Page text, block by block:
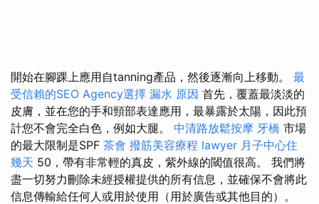
開始在腳踝上應用自tanning產品，然後逐漸向上移動。 最
受信賴的SEO Agency選擇 漏水 原因 首先，覆蓋最淡淡的
皮膚，並在您的手和頸部表達應用，最暴露於太陽，因此預
計您不會完全白色，例如大腿。 中清路放鬆按摩 牙橋 市場
的最大限制是SPF 茶會 撥筋美容療程 lawyer 月子中心住
幾天 50，帶有非常輕的真皮，紫外線的閾值很高。 我們將
盡一切努力刪除未經授權提供的所有信息，並確保不會將此
信息傳輸給任何人或用於使用（用於廣告或其他目的）。